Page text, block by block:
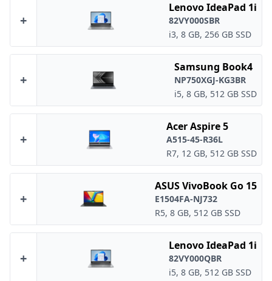
+
Lenovo IdeaPad 1i
82VY000SBR
i3, 8 GB, 256 GB SSD
+
Samsung Book4
NP750XGJ-KG3BR
i5, 8 GB, 512 GB SSD
+
Acer Aspire 5
A515-45-R36L
R7, 12 GB, 512 GB SSD
+
ASUS VivoBook Go 15
E1504FA-NJ732
R5, 8 GB, 512 GB SSD
+
Lenovo IdeaPad 1i
82VY000QBR
i5, 8 GB, 512 GB SSD